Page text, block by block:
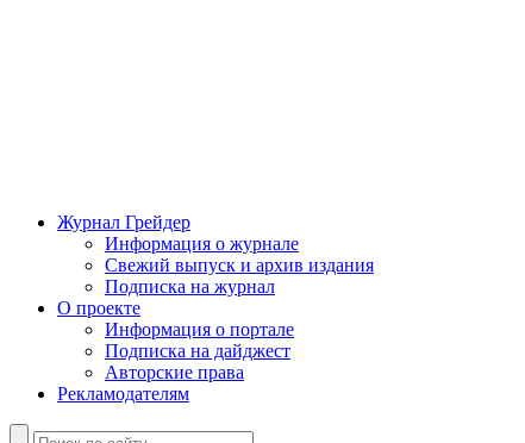
Журнал Грейдер
Информация о журнале
Свежий выпуск и архив издания
Подписка на журнал
О проекте
Информация о портале
Подписка на дайджест
Авторские права
Рекламодателям